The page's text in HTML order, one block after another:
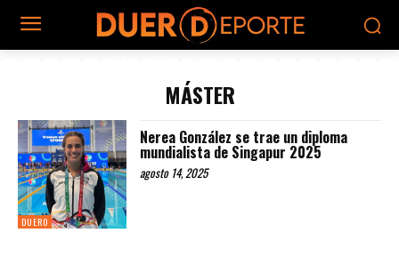
MÁSTER
DUERO
Nerea González se trae un diploma
mundialista de Singapur 2025
agosto 14, 2025